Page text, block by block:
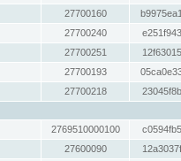
27700160
27700240
27700251
27700193
27700218
2769510000100
27600090